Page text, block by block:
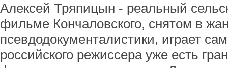
Алексей Тряпицын - реальный
фильме Кончаловского, снятом в
псевдодокументалистики, играет
российского режиссера уже есть